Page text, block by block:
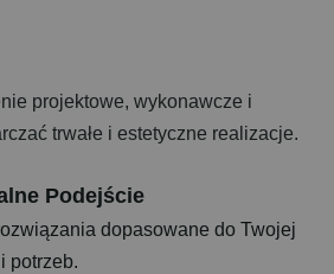
projektowe, wykonawcze i
trwałe i estetyczne realizacje.
Podejście
dopasowane do Twojej
potrzeb.